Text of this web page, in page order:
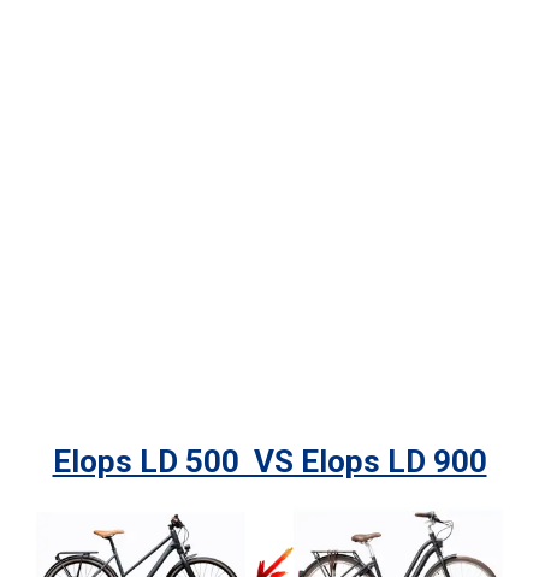
Elops LD 500 VS Elops LD 900